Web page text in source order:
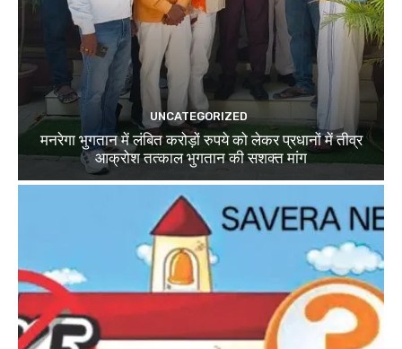
UNCATEGORIZED
मनरेगा भुगतान में लंबित करोड़ों रुपये को लेकर प्रधानों में तीव्र
आक्रोश तत्काल भुगतान की सशक्त मांग